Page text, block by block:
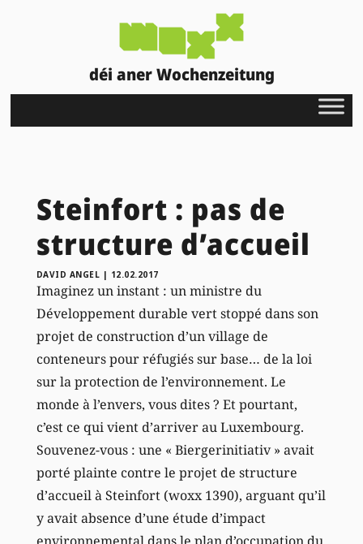
déi aner Wochenzeitung
Steinfort : pas de
structure d’accueil
DAVID ANGEL | 12.02.2017
Imaginez un instant : un ministre du
Développement durable vert stoppé dans son
projet de construction d’un village de
conteneurs pour réfugiés sur base… de la loi
sur la protection de l’environnement. Le
monde à l’envers, vous dites ? Et pourtant,
c’est ce qui vient d’arriver au Luxembourg.
Souvenez-vous : une « Biergerinitiativ » avait
porté plainte contre le projet de structure
d’accueil à Steinfort (woxx 1390), arguant qu’il
y avait absence d’une étude d’impact